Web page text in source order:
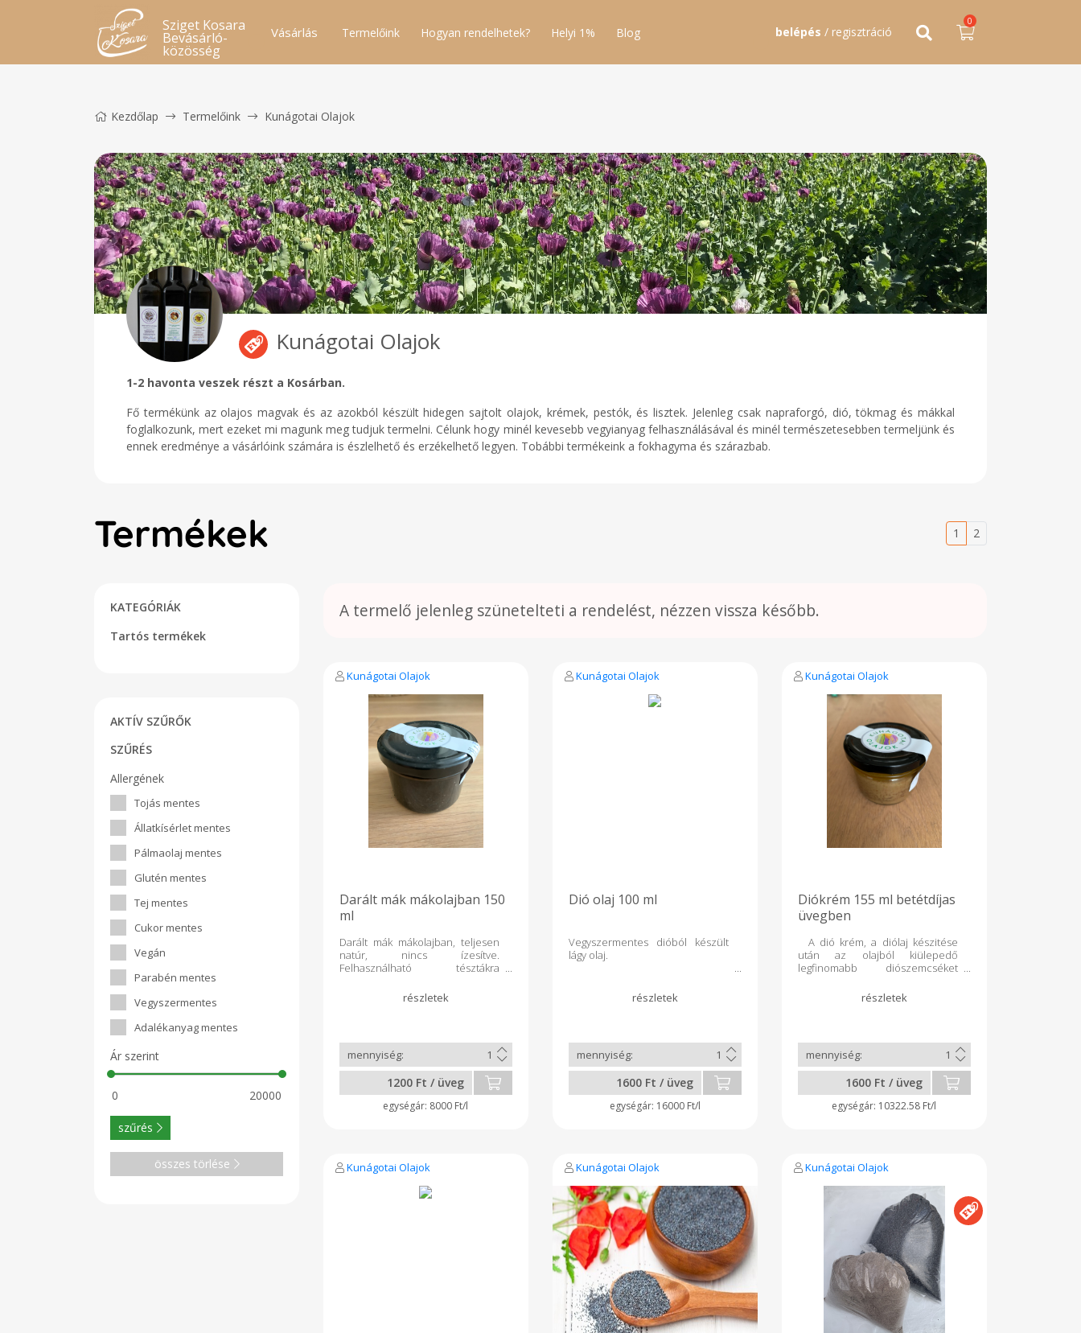
Sziget Kosara
Bevásárló-
közösség
Vásárlás Termelőink Hogyan rendelhetek? Helyi 1% Blog belépés / regisztráció
0
Kezdőlap Termelőink Kunágotai Olajok
Kunágotai Olajok
1-2 havonta veszek részt a Kosárban.
Fő termékünk az olajos magvak és az azokból készült hidegen sajtolt olajok, krémek, pestók, és lisztek. Jelenleg csak napraforgó, dió, tökmag és mákkal
foglalkozunk, mert ezeket mi magunk meg tudjuk termelni. Célunk hogy minél kevesebb vegyianyag felhasználásával és minél természetesebben termeljünk és
ennek eredménye a vásárlóink számára is észlelhető és erzékelhető legyen. Tobábbi termékeink a fokhagyma és szárazbab.
Termékek 1 2
KATEGÓRIÁK
Tartós termékek
AKTÍV SZŰRŐK
SZŰRÉS
Allergének
Tojás mentes
Állatkísérlet mentes
Pálmaolaj mentes
Glutén mentes
Tej mentes
Cukor mentes
Vegán
Parabén mentes
Vegyszermentes
Adalékanyag mentes
Ár szerint
szűrés
összes törlése
A termelő jelenleg szünetelteti a rendelést, nézzen vissza később.
Kunágotai Olajok
Darált mák mákolajban 150
ml
Darált mák mákolajban, teljesen
natúr, nincs ízesítve.
Felhasználható tésztákra
tésztát különlegesen finommá
teszi, mert nem lesz száraz és a
betétdíja 100 Ft.
1200 Ft / üveg
8000 Ft/l
Kunágotai Olajok
Dió olaj 100 ml
Vegyszermentes dióból készült
lágy olaj.
1600 Ft / üveg
16000 Ft/l
Kunágotai Olajok
Diókrém 155 ml betétdíjas
üvegben
A dió krém, a diólaj készitése
után az olajból kiülepedő
legfinomabb diószemcséket
szendvicskrém, de süteményre
és tésztákra is használható. A diót
1600 Ft / üveg
10322.58 Ft/l
Kunágotai Olajok Kunágotai Olajok Kunágotai Olajok